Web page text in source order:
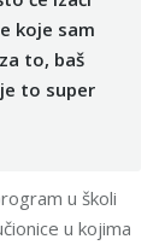
koje sam
to, baš
to super
u školi
u kojima